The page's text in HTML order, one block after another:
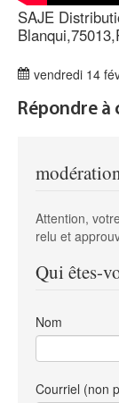
SAJE
vendredi 14
Répondre à
Attention,
relu et
Qui êtes-
Nom
Courriel (non